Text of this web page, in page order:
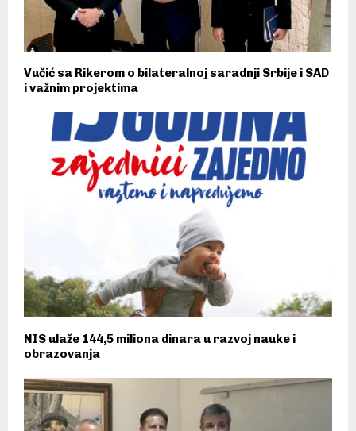
Vučić sa Rikerom o bilateralnoj saradnji Srbije i SAD
i važnim projektima
NIS ulaže 144,5 miliona dinara u razvoj nauke i
obrazovanja